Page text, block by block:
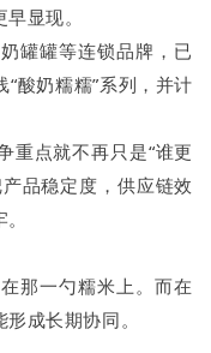
显现。
罐罐等连锁品牌，已
酸奶糯糯”系列，并计
重点就不再只是“谁更
品稳定度，供应链效
那一勺糯米上。而在
成长期协同。